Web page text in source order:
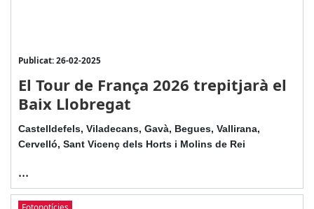
Publicat: 26-02-2025
El Tour de França 2026 trepitjarà el
Baix Llobregat
Castelldefels, Viladecans, Gavà, Begues, Vallirana,
Cervelló, Sant Vicenç dels Horts i Molins de Rei
...